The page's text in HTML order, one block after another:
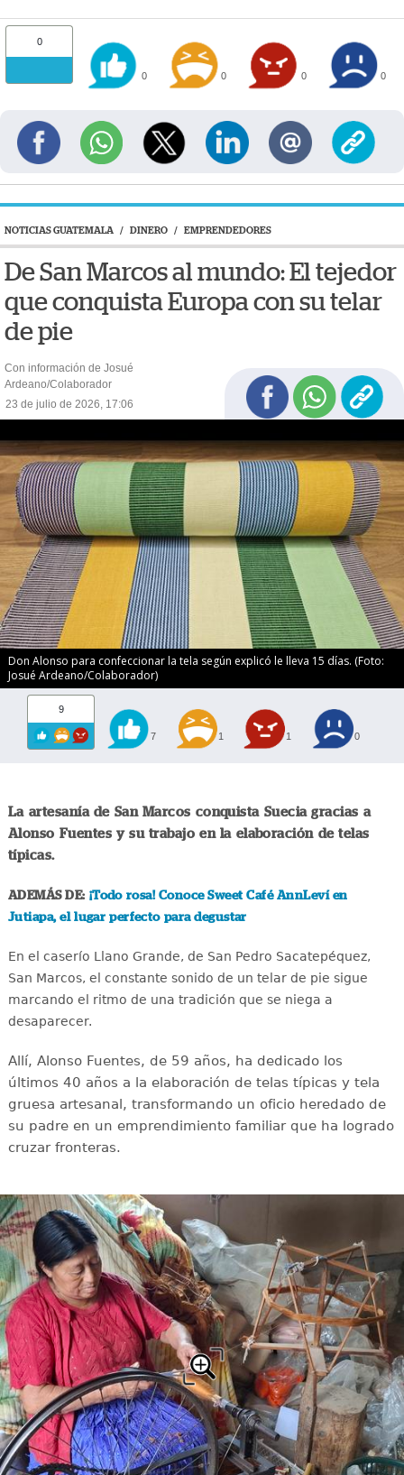
0
0 0 0 0
NOTICIAS GUATEMALA / DINERO / EMPRENDEDORES
De San Marcos al mundo: El tejedor
que conquista Europa con su telar
de pie
Con información de Josué
Ardeano/Colaborador
23 de julio de 2026, 17:06
Don Alonso para confeccionar la tela según explicó le lleva 15 días. (Foto:
Josué Ardeano/Colaborador)
9
7 1 1 0
La artesanía de San Marcos conquista Suecia gracias a
Alonso Fuentes y su trabajo en la elaboración de telas
típicas.
ADEMÁS DE: ¡Todo rosa! Conoce Sweet Café AnnLeví en
Jutiapa, el lugar perfecto para degustar
En el caserío Llano Grande, de San Pedro Sacatepéquez,
San Marcos, el constante sonido de un telar de pie sigue
marcando el ritmo de una tradición que se niega a
desaparecer.
Allí, Alonso Fuentes, de 59 años, ha dedicado los
últimos 40 años a la elaboración de telas típicas y tela
gruesa artesanal, transformando un oficio heredado de
su padre en un emprendimiento familiar que ha logrado
cruzar fronteras.